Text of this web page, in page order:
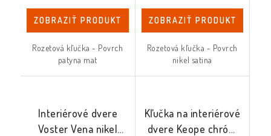
ZOBRAZIŤ PRODUKT
Rozetová kľučka - Povrch
patyna mat
ZOBRAZIŤ PRODUKT
Rozetová kľučka - Povrch
nikel satina
Interiérové dvere
Voster Vena nikel
Kľučka na interiérové
dvere Keope chróm